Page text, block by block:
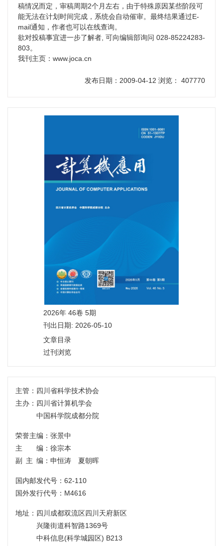
稿情况而定，审稿周期2个月左右，由于特殊原因某些阶段可
能无法在计划时间完成，系统会自动催审。最终结果通过E-
mail通知，作者也可以在线查询。
欲对投稿事宜进一步了解者, 可向编辑部询问 028-85224283-
803。
我刊主页：www.joca.cn
发布日期：2009-04-12 浏览： 407770
2026年 46卷 5期
刊出日期: 2026-05-10
文章目录
过刊浏览
主管： 四川省科学技术协会
主办： 四川省计算机学会
中国科学院成都分院
荣誉主编：张景中
主 编：徐宗本
副主编 ：申恒涛 夏朝晖
国内邮发代号：62-110
国外发行代号：M4616
地址：四川成都双流区四川天府新区
兴隆街道科智路1369号
中科信息(科学城园区) B213